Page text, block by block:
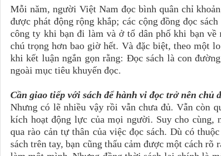
Mỗi năm, người Việt Nam đọc bình quân chỉ
được phát động rộng khắp; các cộng đồng đọc
công ty khi bạn đi làm và ở tổ dân phố khi bạn về
chú trọng hơn bao giờ hết. Và đặc biệt, theo một
khi kết luận ngắn gọn rằng: Đọc sách là con
ngoài mục tiêu khuyến đọc.
Cần giao tiếp với sách để hành vi đọc trở nên
Nhưng có lẽ nhiều vậy rồi vẫn chưa đủ. Vẫn còn
kích hoạt động lực của mọi người. Suy cho cùng,
qua rào cản tự thân của việc đọc sách. Dù có
sách trên tay, bạn cũng thấu cảm được một cách